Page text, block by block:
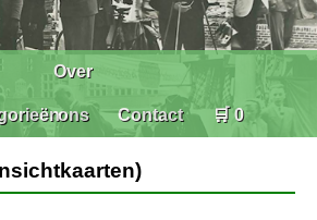
Over
ons Contact 🛒 0